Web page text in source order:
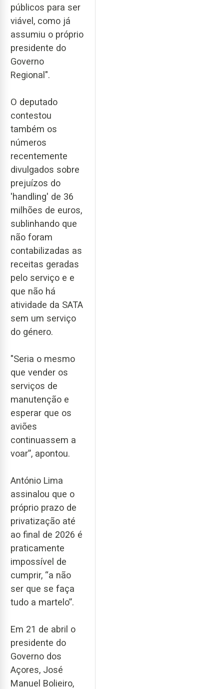
públicos para ser
viável, como já
assumiu o próprio
presidente do
Governo
Regional".
O deputado
contestou
também os
números
recentemente
divulgados sobre
prejuízos do
'handling' de 36
milhões de euros,
sublinhando que
não foram
contabilizadas as
receitas geradas
pelo serviço e e
que não há
atividade da SATA
sem um serviço
do género.
"Seria o mesmo
que vender os
serviços de
manutenção e
esperar que os
aviões
continuassem a
voar”, apontou.
António Lima
assinalou que o
próprio prazo de
privatização até
ao final de 2026 é
praticamente
impossível de
cumprir, “a não
ser que se faça
tudo a martelo”.
Em 21 de abril o
presidente do
Governo dos
Açores, José
Manuel Bolieiro,